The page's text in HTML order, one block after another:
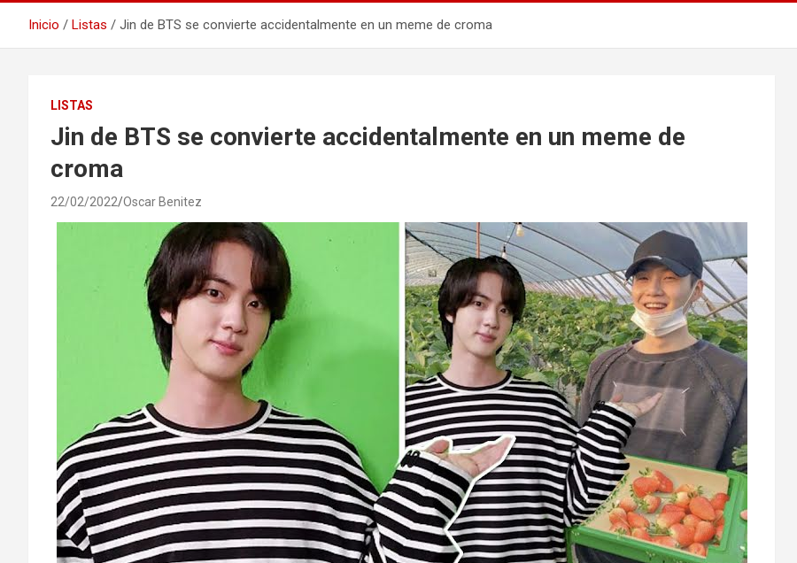
Inicio Listas Jin de BTS se convierte accidentalmente en un meme de croma
LISTAS
Jin de BTS se convierte accidentalmente en un meme de
croma
22/02/2022 Oscar Benitez